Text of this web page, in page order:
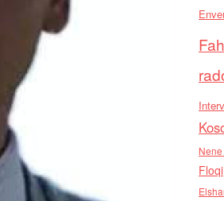
Floqi